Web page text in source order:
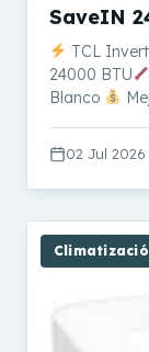
SaveIN
TCL
24000 BTU
Blanco
02 Jul 2026